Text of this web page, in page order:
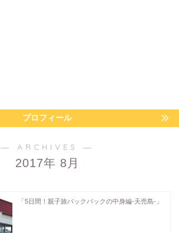
プロフィール
― ARCHIVES ―
2017年 8月
「5日間！親子旅バックパックの中身編-天売島-」